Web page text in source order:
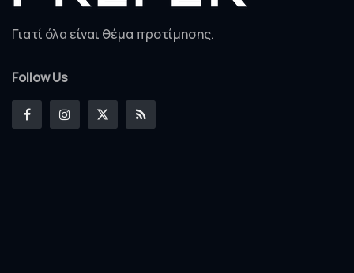
Γιατί όλα είναι θέμα προτίμησης.
Follow Us